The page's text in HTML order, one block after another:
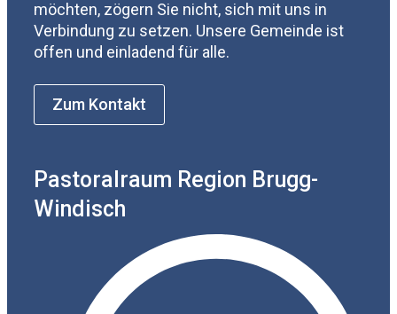
möchten, zögern Sie nicht, sich mit uns in
Verbindung zu setzen. Unsere Gemeinde ist
offen und einladend für alle.
Zum Kontakt
Pastoralraum Region Brugg-
Windisch